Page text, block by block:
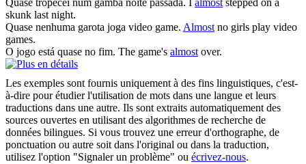
Quase tropecei num gambá noite passada. I almoststepped on a
skunk last night.
Quase nenhuma garota joga video game. Almostno girls play video
games.
O jogo está quase no fim. The game's almostover.
Les exemples sont fournis uniquement à des fins linguistiques, c'est-
à-dire pour étudier l'utilisation de mots dans une langue et leurs
traductions dans une autre. Ils sont extraits automatiquement des
sources ouvertes en utilisant des algorithmes de recherche de
données bilingues. Si vous trouvez une erreur d'orthographe, de
ponctuation ou autre soit dans l'original ou dans la traduction,
utilisez l'option "Signaler un problème" ou écrivez-nous.